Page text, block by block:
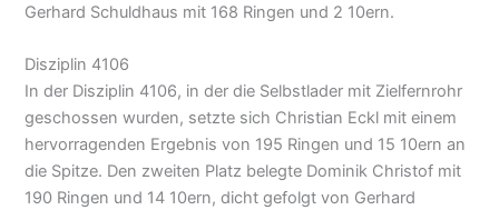
Gerhard Schuldhaus mit 168 Ringen und 2 10ern.
Disziplin 4106
In der Disziplin 4106, in der die Selbstlader mit Zielfernrohr
geschossen wurden, setzte sich Christian Eckl mit einem
hervorragenden Ergebnis von 195 Ringen und 15 10ern an
die Spitze. Den zweiten Platz belegte Dominik Christof mit
190 Ringen und 14 10ern, dicht gefolgt von Gerhard